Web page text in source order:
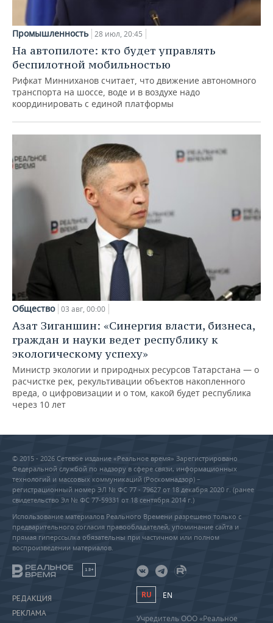
Промышленность 28 июл, 20:45
На автопилоте: кто будет управлять
беспилотной мобильностью
Рифкат Минниханов считает, что движение автономного
транспорта на шоссе, воде и в воздухе надо
координировать с единой платформы
Общество 03 авг, 00:00
Азат Зиганшин: «Синергия власти, бизнеса,
граждан и науки ведет республику к
экологическому успеху»
Министр экологии и природных ресурсов Татарстана — о
расчистке рек, рекультивации объектов накопленного
вреда, о цифровизации и о том, какой будет республика
через 10 лет
© 2015 - 2026 Сетевое издание «Реальное время» Зарегистрировано
Федеральной службой по надзору в сфере связи, информационных
технологий и массовых коммуникаций (Роскомнадзор) –
регистрационный номер ЭЛ № ФС 77 - 79627 от 18 декабря 2020 г. (ранее
свидетельство Эл № ФС 77-59331 от 18 сентября 2014 г.)
Использование материалов Реального Времени разрешено только с
предварительного согласия правообладателей, упоминание сайта и
прямая гиперссылка обязательны при частичном или полном
воспроизведении материалов.
18+
РЕДАКЦИЯ
РЕКЛАМА
RU EN
Учредитель ООО «Реальное